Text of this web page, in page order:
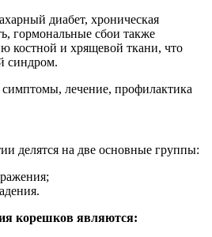
диабет, хроническая
гормональные сбои также
костной и хрящевой ткани, что
синдром.
делятся на две основные группы:
корешков являются: